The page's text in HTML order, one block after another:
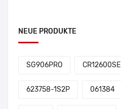
NEUE PRODUKTE
SG906PRO CR12600SE
623758-1S2P 061384